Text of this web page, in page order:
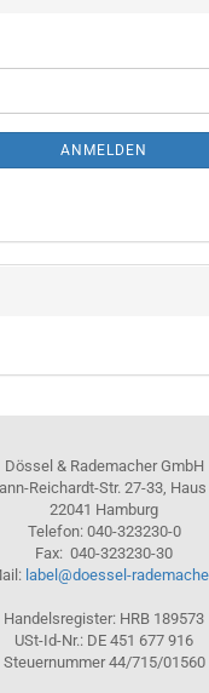
ANMELDEN
Dössel & Rademacher GmbH
Reichardt-Str. 27-33,
22041 Hamburg
Telefon: 040-323230-0
Fax: 040-323230-30
label@doessel-
Handelsregister: HRB 189573
USt-Id-Nr.: DE 451 677 916
Steuernummer 44/715/01560